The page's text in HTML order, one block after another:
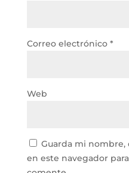
Correo electrónico *
Web
Guarda mi
en este navegador